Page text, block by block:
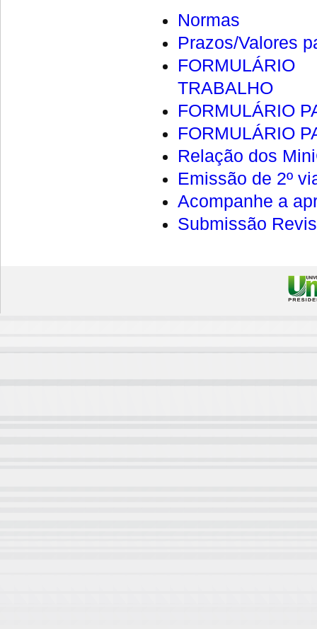
Normas
Prazos/Valores
TRABALHO
FORMULÁRIO
FORMULÁRIO
Relação dos
Emissão de 2º
Acompanhe a
Submissão